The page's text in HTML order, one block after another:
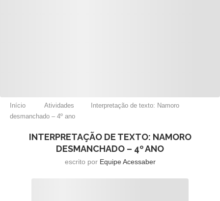
Início Atividades
Interpretação de texto: Namoro
desmanchado – 4º ano
INTERPRETAÇÃO DE TEXTO: NAMORO
DESMANCHADO – 4º ANO
escrito por Equipe Acessaber